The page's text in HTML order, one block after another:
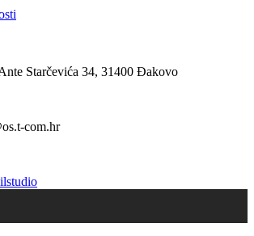
Starčevića 34, 31400 Đakovo
com.hr
ilstudio